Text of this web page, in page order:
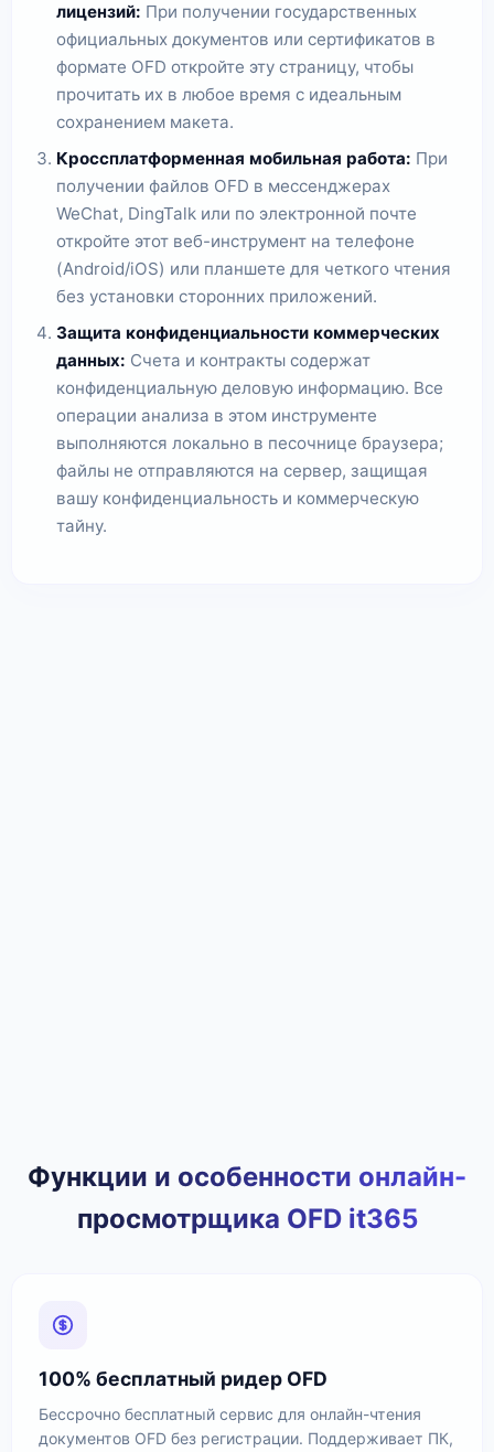
лицензий: При получении государственных
официальных документов или сертификатов в
формате OFD откройте эту страницу, чтобы
прочитать их в любое время с идеальным
сохранением макета.
Кроссплатформенная мобильная работа: При
получении файлов OFD в мессенджерах
WeChat, DingTalk или по электронной почте
откройте этот веб-инструмент на телефоне
(Android/iOS) или планшете для четкого чтения
без установки сторонних приложений.
Защита конфиденциальности коммерческих
данных: Счета и контракты содержат
конфиденциальную деловую информацию. Все
операции анализа в этом инструменте
выполняются локально в песочнице браузера;
файлы не отправляются на сервер, защищая
вашу конфиденциальность и коммерческую
тайну.
Функции и особенности онлайн-
просмотрщика OFD it365
100% бесплатный ридер OFD
Бессрочно бесплатный сервис для онлайн-чтения
документов OFD без регистрации. Поддерживает ПК,